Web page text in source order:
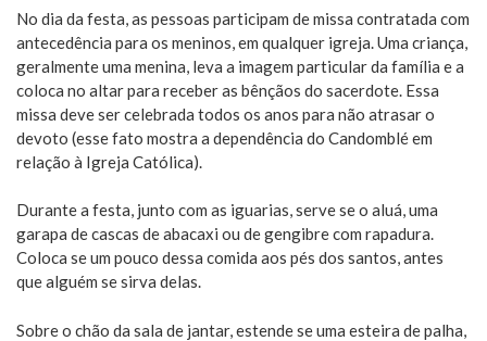
No dia da festa, as pessoas participam de missa contratada com
antecedência para os meninos, em qualquer igreja. Uma criança,
geralmente uma menina, leva a imagem particular da família e a
coloca no altar para receber as bênçãos do sacerdote. Essa
missa deve ser celebrada todos os anos para não atrasar o
devoto (esse fato mostra a dependência do Candomblé em
relação à Igreja Católica).
Durante a festa, junto com as iguarias, serve se o aluá, uma
garapa de cascas de abacaxi ou de gengibre com rapadura.
Coloca se um pouco dessa comida aos pés dos santos, antes
que alguém se sirva delas.
Sobre o chão da sala de jantar, estende se uma esteira de palha,